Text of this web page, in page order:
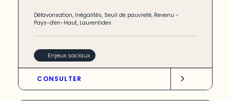
Défavorisation, Inégalités, Seuil de pauvreté, Revenu -
Pays-d'en-Haut, Laurentides
Enjeux sociaux
CONSULTER